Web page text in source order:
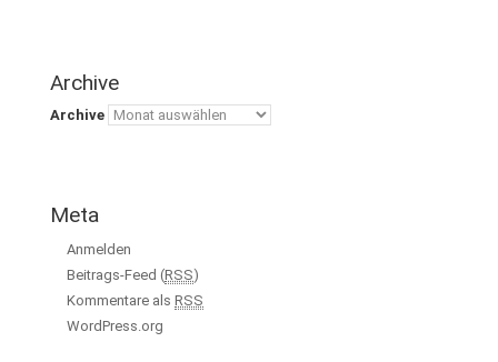
Archive
Archive
Meta
Anmelden
Beitrags-Feed (RSS)
Kommentare als RSS
WordPress.org